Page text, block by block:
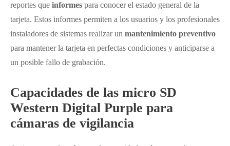
reportes que informes para conocer el estado general de la
tarjeta. Estos informes permiten a los usuarios y los profesionales
instaladores de sistemas realizar un mantenimiento preventivo
para mantener la tarjeta en perfectas condiciones y anticiparse a
un posible fallo de grabación.
Capacidades de las micro SD
Western Digital Purple para
cámaras de vigilancia